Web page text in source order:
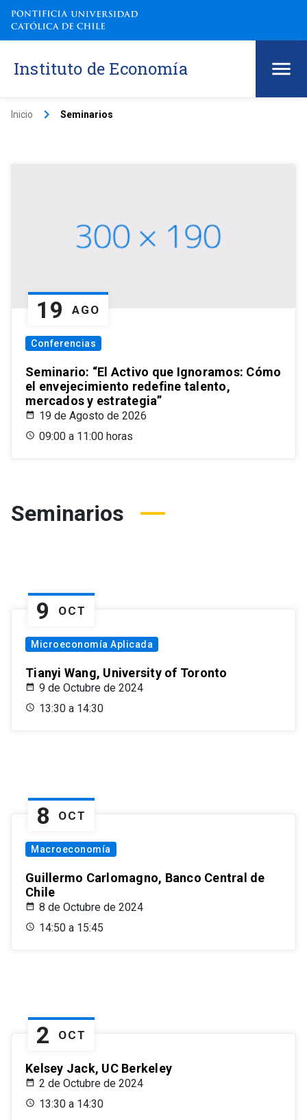
Instituto de Economía
Inicio keyboard_arrow_right Seminarios
19 AGO
Conferencias
Seminario: “El Activo que Ignoramos: Cómo
el envejecimiento redefine talento,
mercados y estrategia”
19 de Agosto de 2026
09:00 a 11:00 horas
Seminarios
9 OCT
Microeconomía Aplicada
Tianyi Wang, University of Toronto
9 de Octubre de 2024
13:30 a 14:30
8 OCT
Macroeconomía
Guillermo Carlomagno, Banco Central de
Chile
8 de Octubre de 2024
14:50 a 15:45
2 OCT
Kelsey Jack, UC Berkeley
2 de Octubre de 2024
13:30 a 14:30